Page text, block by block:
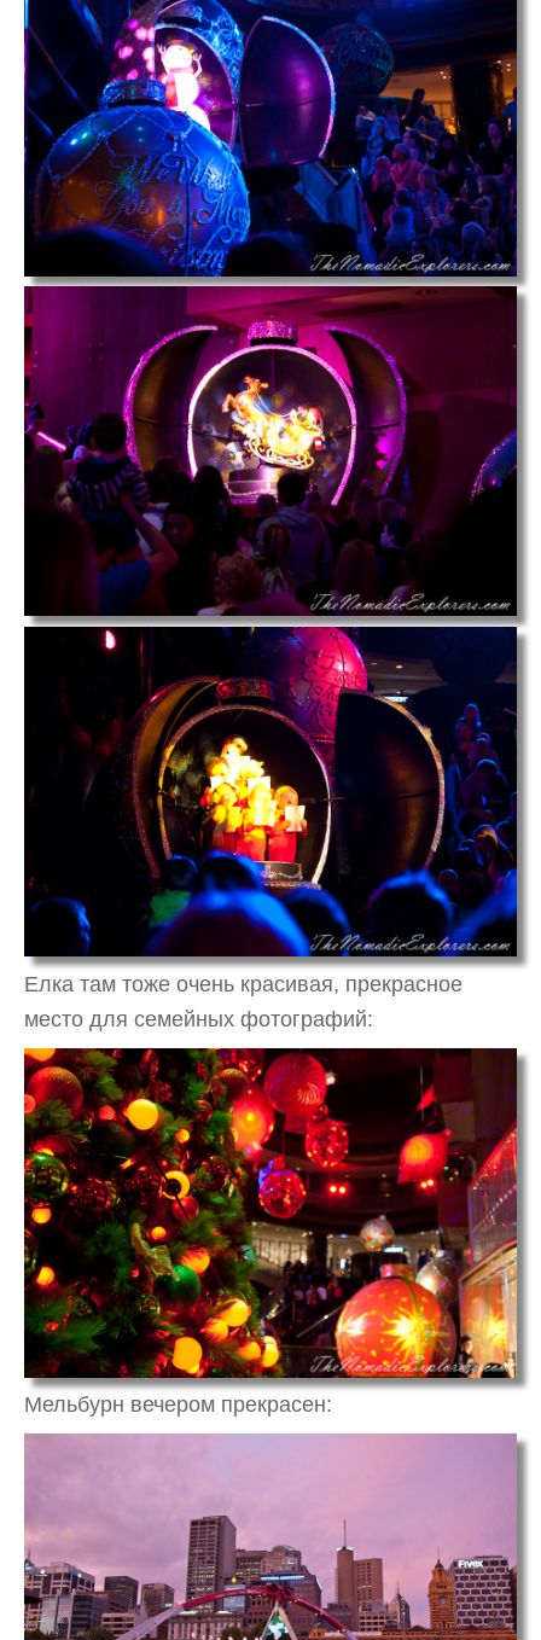
Елка там тоже очень красивая, прекрасное
место для семейных фотографий:
Мельбурн вечером прекрасен: